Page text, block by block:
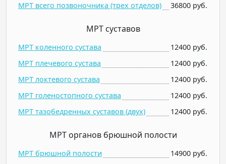
МРТ всего позвоночника (трех отделов)
36800 руб.
МРТ суставов
МРТ коленного сустава
12400 руб.
МРТ плечевого сустава
12400 руб.
МРТ локтевого сустава
12400 руб.
МРТ голеностопного сустава
12400 руб.
МРТ тазобедренных суставов (двух)
12400 руб.
МРТ органов брюшной полости
МРТ брюшной полости
14900 руб.